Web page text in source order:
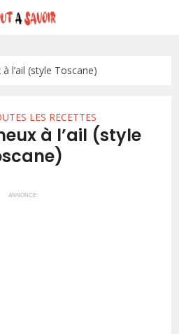
l’ail (style Toscane)
LES RECETTES
à l’ail (style
ANNONCE